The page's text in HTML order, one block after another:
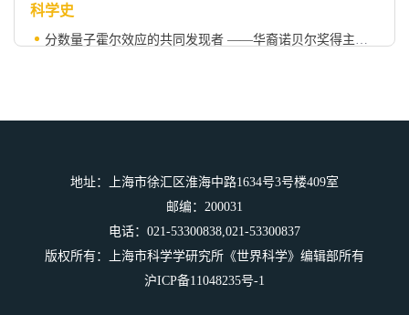
科学史
分数量子霍尔效应的共同发现者 ——华裔诺贝尔奖得主崔琦（上）
地址：上海市徐汇区淮海中路1634号3号楼409室
邮编：200031
电话：021-53300838,021-53300837
版权所有：上海市科学学研究所《世界科学》编辑部所有
沪ICP备11048235号-1